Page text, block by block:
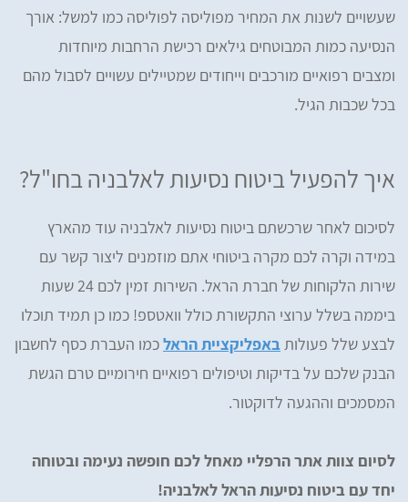
שעשויים לשנות את המחיר מפוליסה לפוליסה כמו למשל: אורך
הנסיעה כמות המבוטחים גילאים רכישת הרחבות מיוחדות
ומצבים רפואיים מורכבים וייחודים שמטיילים עשויים לסבול מהם
בכל שכבות הגיל.
איך להפעיל ביטוח נסיעות לאלבניה בחו"ל?
לסיכום לאחר שרכשתם ביטוח נסיעות לאלבניה עוד מהארץ
במידה וקרה לכם מקרה ביטוחי אתם מוזמנים ליצור קשר עם
שירות הלקוחות של חברת הראל. השירות זמין לכם 24 שעות
ביממה בשלל ערוצי התקשורת כולל וואטספ! כמו כן תמיד תוכלו
לבצע שלל פעולותבאפליקציית הראלכמו העברת כסף לחשבון
הבנק שלכם על בדיקות וטיפולים רפואיים חירומיים טרם הגשת
המסמכים וההגעה לדוקטור.
לסיום צוות אתר הרפליי מאחל לכם חופשה נעימה ובטוחה
יחד עם ביטוח נסיעות הראל לאלבניה!